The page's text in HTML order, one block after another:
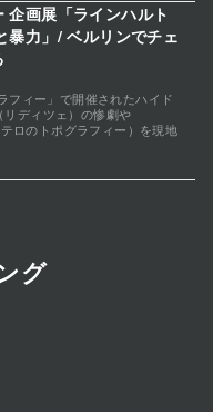
企画展「ラインハルト
暴力」/ ベルリンでチェ
フィー」で開催されたハイド
ディツェ）の惨劇や
ロのトポグラフィー）を現地
グ